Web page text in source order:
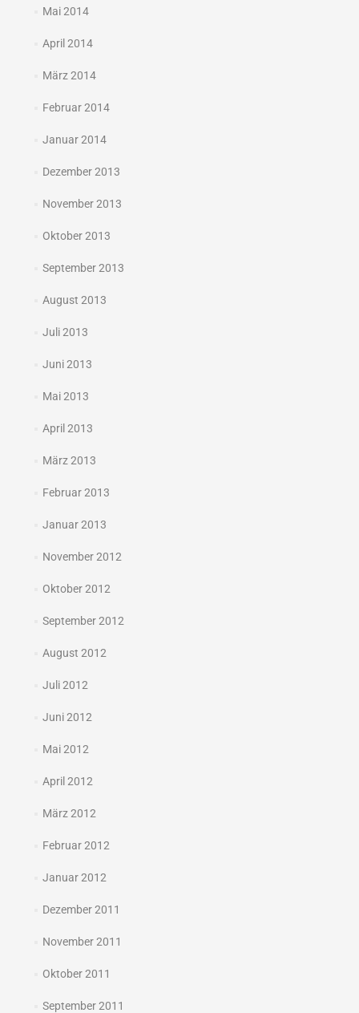
Mai 2014
April 2014
März 2014
Februar 2014
Januar 2014
Dezember 2013
November 2013
Oktober 2013
September 2013
August 2013
Juli 2013
Juni 2013
Mai 2013
April 2013
März 2013
Februar 2013
Januar 2013
November 2012
Oktober 2012
September 2012
August 2012
Juli 2012
Juni 2012
Mai 2012
April 2012
März 2012
Februar 2012
Januar 2012
Dezember 2011
November 2011
Oktober 2011
September 2011